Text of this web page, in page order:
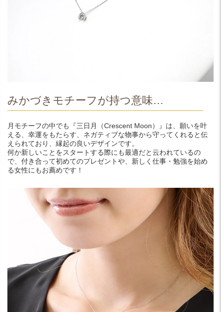
みかづきモチーフが持つ意味…
月モチーフの中でも『三日月（Crescent Moon）』は、願いを叶
える、幸運をもたらす、ネガティブな物事から守ってくれると伝
えられており、縁起の良いデザインです。
何か新しいことをスタートする際にも最適だと云われているの
で、付き合って初めてのプレゼントや、新しく仕事・勉強を始め
る女性にもお薦めです！